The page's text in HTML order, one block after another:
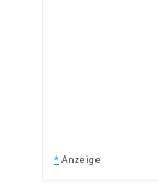
* Anzeige